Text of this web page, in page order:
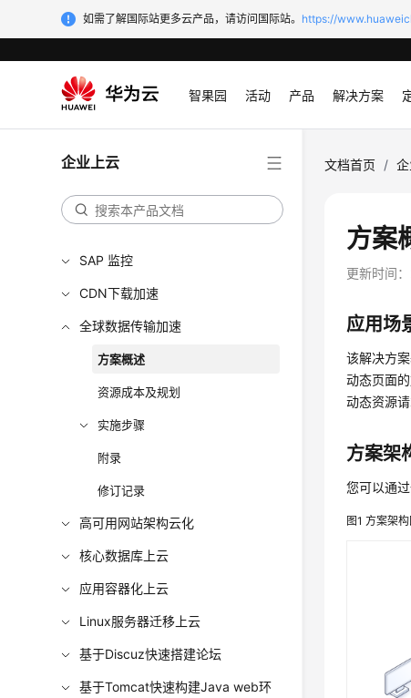
如需了解国际站更多云产品，请访问国际站。 https://
智果园 活动 产品 解决方案
企业上云
SAP 监控
CDN下载加速
全球数据传输加速
方案概述
资源成本及规划
实施步骤
附录
修订记录
高可用网站架构云化
核心数据库上云
应用容器化上云
Linux服务器迁移上云
基于Discuz快速搭建论坛
基于Tomcat快速构建Java web环
文档首页 /
方案
更新时间：
应用场
该解决方
动态页面
动态资源
方案架
您可以通
图1方案架构